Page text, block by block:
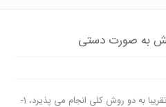
به صورت دستی
مقدمه: پولیش کردن خودرو امروزه تقریبا به دو روش کلی انجام می پذیرد، 1-